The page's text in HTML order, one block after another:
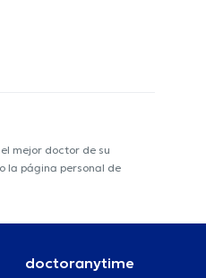
mejor doctor de su
la página personal de
doctoranytime